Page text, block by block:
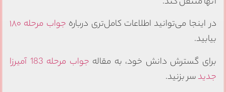
در اینجا می‌توانید اطلاعات کامل‌تری درباره جواب مرحله ۱۸۰
بیابید.
برای گسترش دانش خود، به مقاله
جواب مرحله 183 آمیرزا
جدیدسر بزنید.